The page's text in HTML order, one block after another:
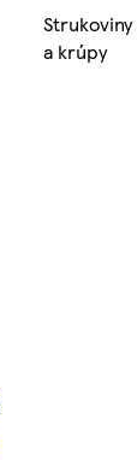
Strukoviny
a krúpy